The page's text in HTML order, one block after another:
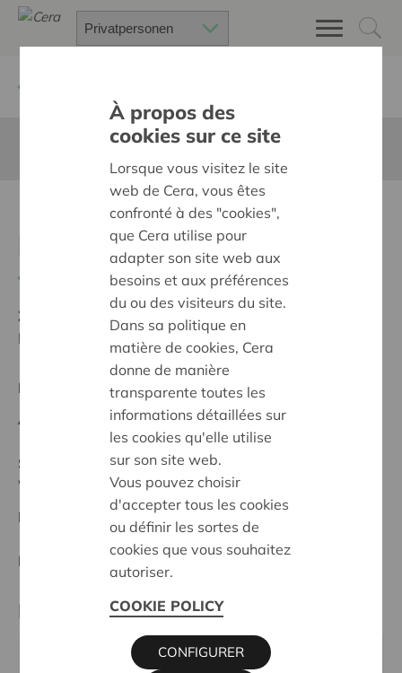
Rolstoelfietsen voor
bewoners
Ziel:
Une société solidaire et respectueuse, sans
barrières
Regionales Projekt
Anfangsdatum:08/10/2024
Stand :
Complete
Waasland
Datum:
08/10/2024
Entscheidung: Approved
Partner
CONECTO HEILIGE FAMILIE KIELDRECH,
À propos des
cookies sur ce site
Lorsque vous visitez le site
web de Cera, vous êtes
confronté à des "cookies",
que Cera utilise pour
adapter son site web aux
besoins et aux préférences
du ou des visiteurs du site.
Dans sa politique en
matière de cookies, Cera
donne de manière
transparente toutes les
informations détaillées sur
les cookies qu'elle utilise
sur son site web.
Vous pouvez choisir
d'accepter tous les cookies
ou définir les sortes de
cookies que vous souhaitez
autoriser.
COOKIE POLICY
CONFIGURER